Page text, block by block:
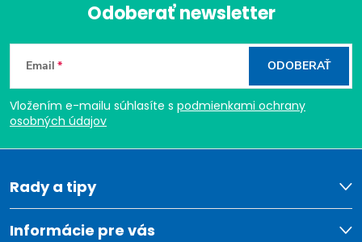
Z
á
p
ä
t
Odoberať newsletter
Email
Vložením e-mailu súhlasíte s podmienkami ochrany
osobných údajov
ODOBERAŤ
Rady a tipy
Informácie pre vás